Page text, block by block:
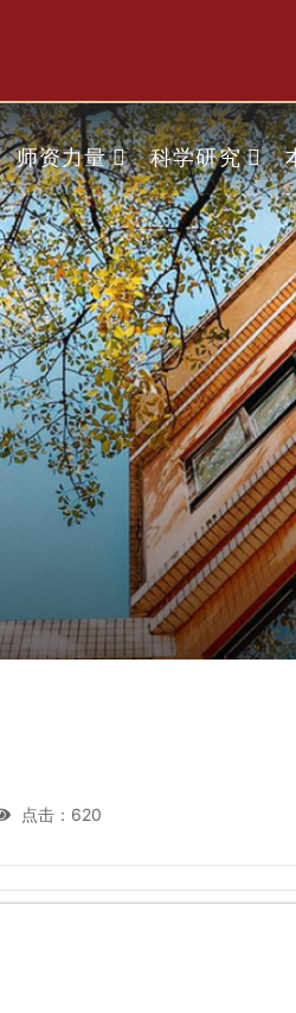
师资力量 科学研究
点击： 620